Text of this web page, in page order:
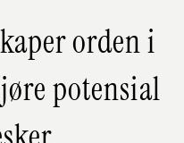
orden i
potensial